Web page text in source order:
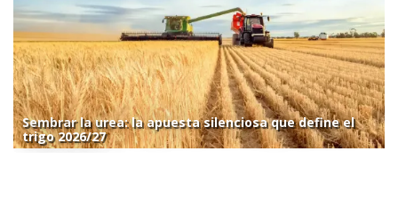
Sembrar la urea: la apuesta silenciosa que define el
trigo 2026/27